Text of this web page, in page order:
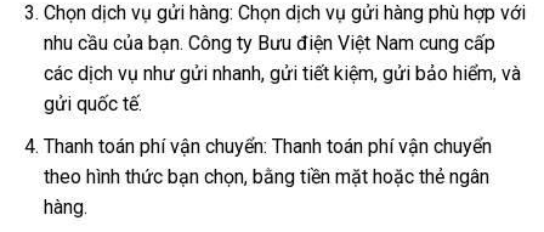
Chọn dịch vụ gửi hàng: Chọn dịch vụ gửi hàng phù hợp với
nhu cầu của bạn. Công ty Bưu điện Việt Nam cung cấp
các dịch vụ như gửi nhanh, gửi tiết kiệm, gửi bảo hiểm, và
gửi quốc tế.
Thanh toán phí vận chuyển: Thanh toán phí vận chuyển
theo hình thức bạn chọn, bằng tiền mặt hoặc thẻ ngân
hàng.